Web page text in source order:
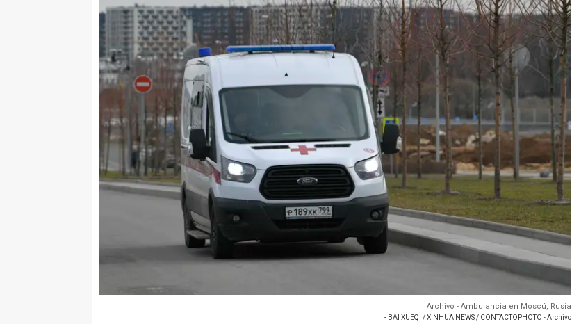
Archivo - Ambulancia en Moscú, Rusia
- BAI XUEQI / XINHUA NEWS / CONTACTOPHOTO - Archivo